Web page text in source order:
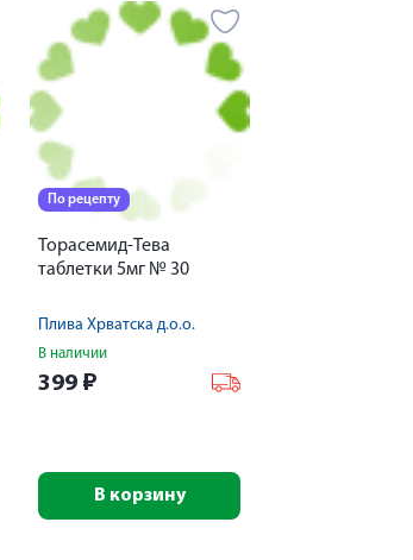
По рецепту
Торасемид-Тева
таблетки 5мг № 30
Плива Хрватска д.о.о.
В наличии
399 ₽
В корзину